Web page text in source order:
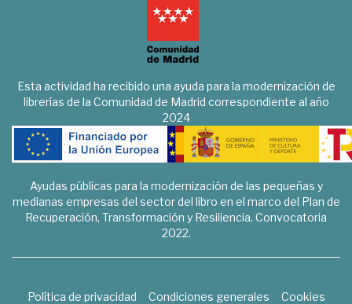
Esta actividad ha recibido una ayuda para la modernización de
librerías de la Comunidad de Madrid correspondiente al año
2024
Ayudas públicas para la modernización de las pequeñas y
medianas empresas del sector del libro en el marco del Plan de
Recuperación, Transformación y Resiliencia. Convocatoria
2022.
Política de privacidad Condiciones generales
Cookies